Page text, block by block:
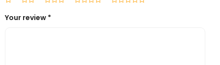
Your review *